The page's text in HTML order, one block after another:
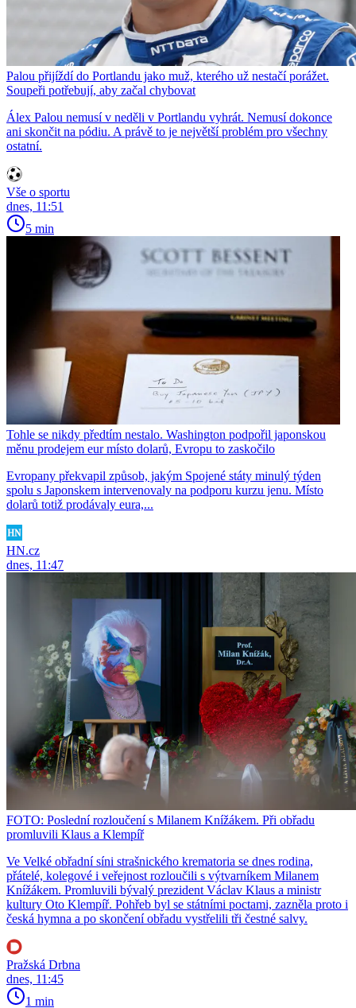
Palou přijíždí do Portlandu jako muž, kterého už nestačí porážet.
Soupeři potřebují, aby začal chybovat
Álex Palou nemusí v neděli v Portlandu vyhrát. Nemusí dokonce
ani skončit na pódiu. A právě to je největší problém pro všechny
ostatní.
Vše o sportu
dnes, 11:51
5 min
Tohle se nikdy předtím nestalo. Washington podpořil japonskou
měnu prodejem eur místo dolarů, Evropu to zaskočilo
Evropany překvapil způsob, jakým Spojené státy minulý týden
spolu s Japonskem intervenovaly na podporu kurzu jenu. Místo
dolarů totiž prodávaly eura,...
HN.cz
dnes, 11:47
FOTO: Poslední rozloučení s Milanem Knížákem. Při obřadu
promluvili Klaus a Klempíř
Ve Velké obřadní síni strašnického krematoria se dnes rodina,
přátelé, kolegové i veřejnost rozloučili s výtvarníkem Milanem
Knížákem. Promluvili bývalý prezident Václav Klaus a ministr
kultury Oto Klempíř. Pohřeb byl se státními poctami, zazněla proto i
česká hymna a po skončení obřadu vystřelili tři čestné salvy.
Pražská Drbna
dnes, 11:45
1 min